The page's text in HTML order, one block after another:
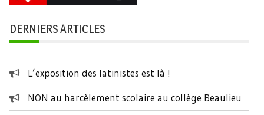
DERNIERS ARTICLES
L’exposition des latinistes est là !
NON au harcèlement scolaire au collège Beaulieu